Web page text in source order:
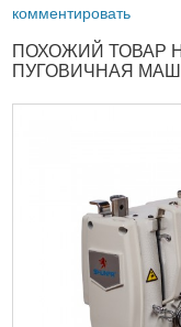
комментировать
ПОХОЖИЙ ТОВАР
ПУГОВИЧНАЯ